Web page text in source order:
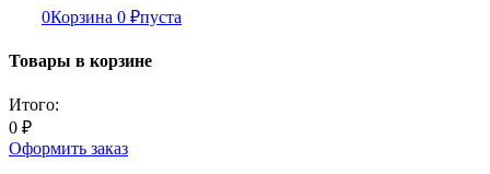
0Корзина 0 ₽пуста
Товары в корзине
Итого:
0 ₽
Оформить заказ